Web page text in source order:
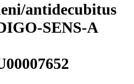
antidecubitus
SENS-A